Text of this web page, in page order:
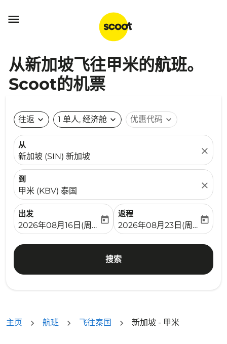

从新加坡飞往甲米的航班。
Scoot的机票
往返 expand_more 1 单人, 经济舱 expand_more 优惠代码 expand_more
从
新加坡 (SIN) 新加坡
close
到
甲米 (KBV) 泰国
close
出发
fc-booking-departure-date-aria-label
2026年08月16日(周日)
today
返程
fc-booking-return-date-
2026年08月23日(周日)
today
搜索
主页 航班 飞往泰国 新加坡 - 甲米